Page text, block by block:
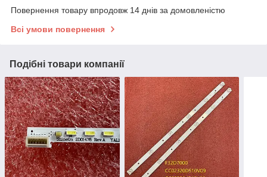
Повернення товару впродовж 14 днів за домовленістю
Всі умови повернення
Подібні товари компанії